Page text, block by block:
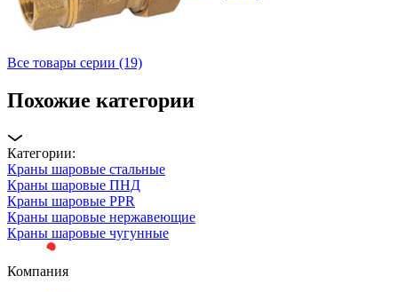
Все товары серии (19)
Похожие категории
Категории:
Краны шаровые стальные
Краны шаровые ПНД
Краны шаровые PPR
Краны шаровые нержавеющие
Краны шаровые чугунные
Компания